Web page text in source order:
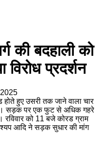
की बदहाली को
प्रदर्शन
होते हुए उसरी तक जाने वाला चार
है। सड़क पर एक फुट से अधिक गहरे
रविवार को 11 बजे कोरड ग्राम
आदि ने सड़क सुधार की मांग